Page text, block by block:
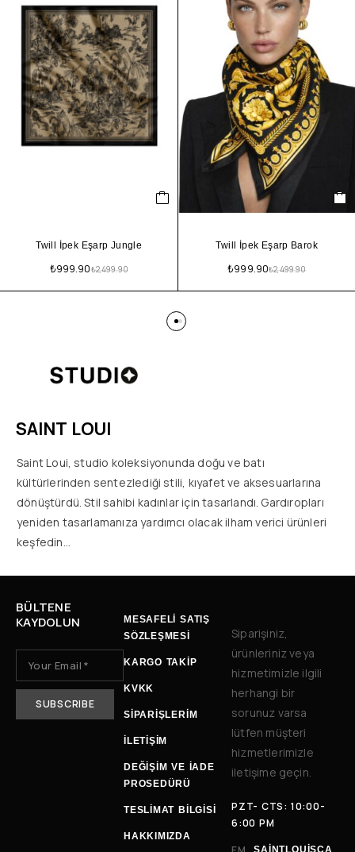
Twill İpek Eşarp Jungle
₺2,499.90
₺999.90
Twill İpek Eşarp Barok
₺2,499.90
₺999.90
SAINT LOUI
Saint Loui, studio koleksiyonunda doğu ve batı
kültürlerinden sentezlediği stili, kıyafet ve aksesuarlarına
dönüştürdü. Stil sahibi kadınlar için tasarlandı. Gardıropları
yeniden tasarlamanıza yardımcı olacak ilham verici ürünleri
keşfedin…
BÜLTENE
KAYDOLUN
MESAFELİ SATIŞ
SÖZLEŞMESİ
KARGO TAKİP
KVKK
SİPARİŞLERİM
İLETIŞIM
DEĞIŞIM VE İADE
PROSEDÜRÜ
TESLIMAT BILGISI
HAKKIMIZDA
Siparişiniz,
ürünleriniz veya
hizmetimizle ilgili
herhangi bir
sorunuz varsa
lütfen müşteri
hizmetlerimizle
iletişime geçin.
PZT- CTS: 10:00-
6:00 PM
SAINTLOUISCA